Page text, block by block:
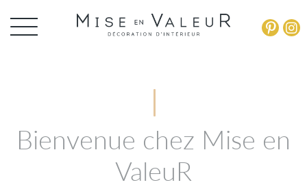
Bienvenue chez Mise en
ValeuR